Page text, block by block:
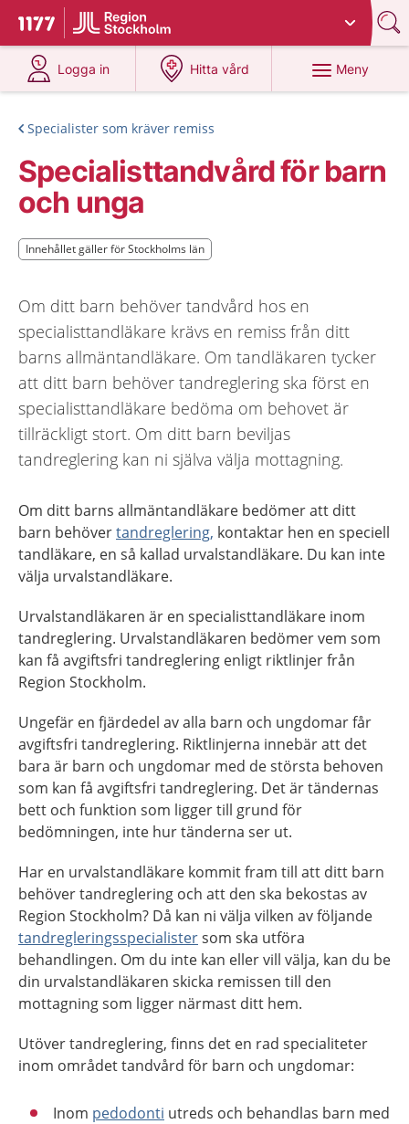
Till startsidan för 1177
Du har valt region
Logga in
på 1177.se
Hitta vård
på 1177.se
Meny
Specialister som kräver remiss
Specialisttandvård för barn
och unga
Innehållet gäller för Stockholms län
Innehållet gäller för Stockholms län
Om ditt barn behöver tandvård hos en
specialisttandläkare krävs en remiss från ditt
barns allmäntandläkare. Om tandläkaren tycker
att ditt barn behöver tandreglering ska först en
specialisttandläkare bedöma om behovet är
tillräckligt stort. Om ditt barn beviljas
tandreglering kan ni själva välja mottagning.
Om ditt barns allmäntandläkare bedömer att ditt
barn behövertandreglering, kontaktar hen en speciell
tandläkare, en så kallad urvalstandläkare. Du kan inte
välja urvalstandläkare.
Urvalstandläkaren är en specialisttandläkare inom
tandreglering. Urvalstandläkaren bedömer vem som
kan få avgiftsfri tandreglering enligt riktlinjer från
Region Stockholm.
Ungefär en fjärdedel av alla barn och ungdomar får
avgiftsfri tandreglering. Riktlinjerna innebär att det
bara är barn och ungdomar med de största behoven
som kan få avgiftsfri tandreglering. Det är tändernas
bett och funktion som ligger till grund för
bedömningen, inte hur tänderna ser ut.
Har en urvalstandläkare kommit fram till att ditt barn
behöver tandreglering och att den ska bekostas av
Region Stockholm? Då kan ni välja vilken av följande
tandregleringsspecialistersom ska utföra
behandlingen. Om du inte kan eller vill välja, kan du be
din urvalstandläkaren skicka remissen till den
mottagning som ligger närmast ditt hem.
Utöver tandreglering, finns det en rad specialiteter
inom området tandvård för barn och ungdomar:
Inom pedodonti utreds och behandlas barn med